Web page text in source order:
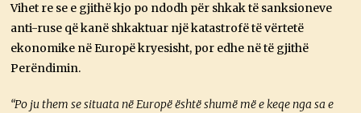
Vihet re se e gjithë kjo po ndodh për shkak të sanksioneve
anti-ruse që kanë shkaktuar një katastrofë të vërtetë
ekonomike në Europë kryesisht, por edhe në të gjithë
Perëndimin.
“Po ju them se situata në Europë është shumë më e keqe nga sa e